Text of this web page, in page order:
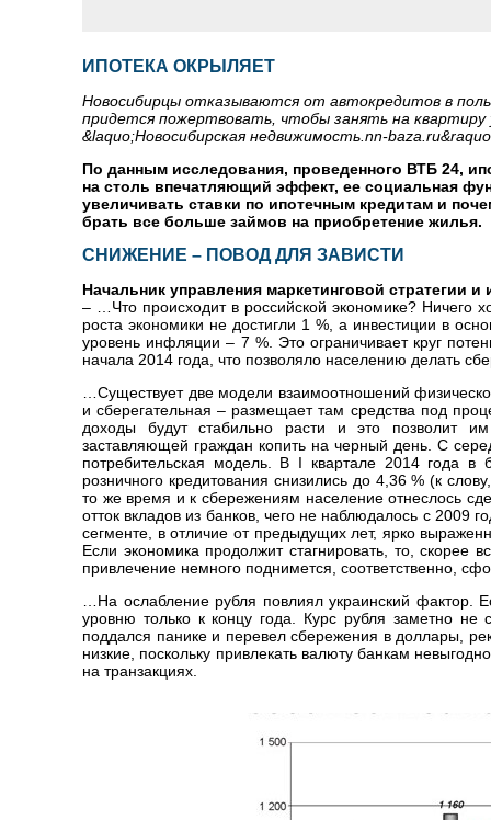
ИПОТЕКА ОКРЫЛЯЕТ
Новосибирцы отказываются от автокредитов в
придется пожертвовать, чтобы занять на
&laquo;Новосибирская недвижимость.nn-
По данным исследования, проведенного ВТБ 24,
на столь впечатляющий эффект, ее социальная
увеличивать ставки по ипотечным кредитам и
брать все больше займов на приобретение жилья.
СНИЖЕНИЕ – ПОВОД ДЛЯ ЗАВИСТИ
Начальник управления маркетинговой стратегии
– …Что происходит в российской экономике? Ничего
роста экономики не достигли 1 %, а инвестиции в
уровень инфляции – 7 %. Это ограничивает круг
начала 2014 года, что позволяло населению делать
…Существует две модели взаимоотношений
и сберегательная – размещает там средства под
доходы будут стабильно расти и это позволит
заставляющей граждан копить на черный день. С
потребительская модель. В I квартале 2014 года в
розничного кредитования снизились до 4,36 % (к
то же время и к сбережениям население отнеслось
отток вкладов из банков, чего не наблюдалось с 2009
сегменте, в отличие от предыдущих лет, ярко
Если экономика продолжит стагнировать, то, скорее
привлечение немного поднимется, соответственно,
…На ослабление рубля повлиял украинский фактор.
уровню только к концу года. Курс рубля заметно не
поддался панике и перевел сбережения в доллары,
низкие, поскольку привлекать валюту банкам
на транзакциях.